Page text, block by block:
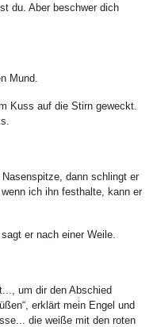
du. Aber beschwer dich
Mund.
Kuss auf die Stirn geweckt.
Nasenspitze, dann schlingt er
ich ihn festhalte, kann er
er nach einer Weile.
um dir den Abschied
erklärt mein Engel und
die weiße mit den roten